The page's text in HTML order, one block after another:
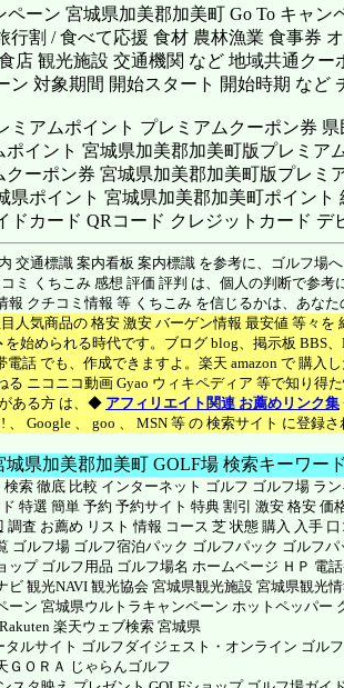
ペーン 宮城県加美郡加美町 Go To キャン
行割 / 食べて応援 食材 農林漁業 食事券
店 観光施設 交通機関 など 地域共通クー
ン 対象期間 開始スタート 開始時期 など
ミアムポイント プレミアムクーポン券
イント 宮城県加美郡加美町版プレミア
ーポン券 宮城県加美郡加美町版プレミ
県ポイント 宮城県加美郡加美町ポイント
ドカード QRコード クレジットカード デ
交通標識 案内看板 案内標識 を参考に、ゴルフ場へ
ミ くちこみ 感想 評価 評判 は、個人の判断で参考
報 クチコミ情報 等 くちこみ を信じるかは、あなた
人気商品の 格安 激安 バーゲン情報 最安値 等々を
を始められる時代です。ブログ blog、掲示板 BBS、
電話 でも、作成できますよ。楽天 amazon で 購入
る ニコニコ動画 Gyao ウィキペディア 等で知り得
ある方 は、◆ アフィリエイト関連 お薦めリンク集
Google 、 goo 、 MSN 等 の 検索サイト に登録さ
城県加美郡加美町 GOLF場 検索キーワード
索 徹底 比較 インターネット ゴルフ ゴルフ場 ラ
特選 簡単 予約 予約サイト 特典 割引 激安 格安 価
調査 お薦め リスト 情報 コース 芝 状態 購入 入手
ゴルフ場 ゴルフ宿泊パック ゴルフパック ゴルフ
ップ ゴルフ用品 ゴルフ場名 ホームページ ＨＰ 電
ビ 観光NAVI 観光協会 宮城県観光施設 宮城県観光
ーン 宮城県ウルトラキャンペーン ホットペッパー
楽天ウェブ検索 宮城県
タルサイト ゴルフダイジェスト・オンライン ゴル
ＧＯＲＡ じゃらんゴルフ